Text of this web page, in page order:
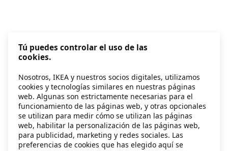
Tú puedes controlar el uso de las
cookies.
Nosotros, IKEA y nuestros socios digitales, utilizamos
cookies y tecnologías similares en nuestras páginas
web. Algunas son estrictamente necesarias para el
funcionamiento de las páginas web, y otras opcionales
se utilizan para medir cómo se utilizan las páginas
web, habilitar la personalización de las páginas web,
para publicidad, marketing y redes sociales. Las
preferencias de cookies que has elegido aquí se